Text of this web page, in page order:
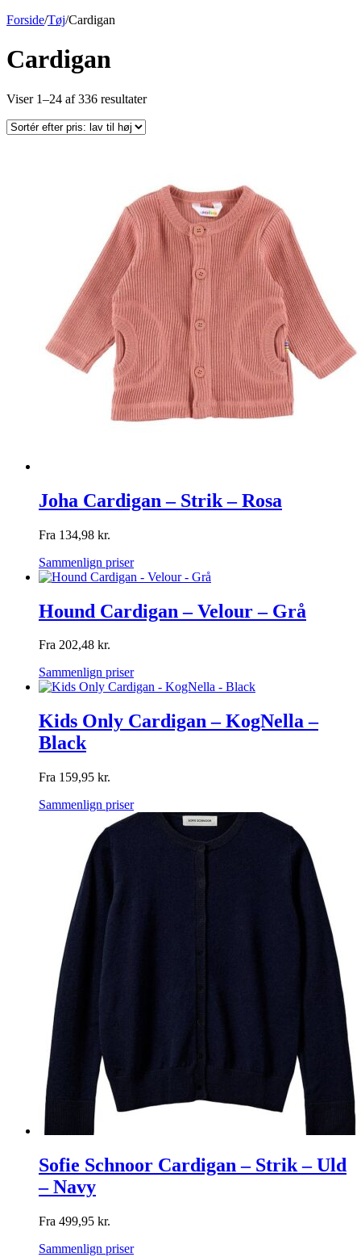
Forside/Tøj/Cardigan
Cardigan
Viser 1–24 af 336 resultaterSorteret
Joha Cardigan – Strik – Rosa
Fra 134,98 kr.
Sammenlign priser
Hound Cardigan – Velour – Grå
Fra 202,48 kr.
Sammenlign priser
Kids Only Cardigan – KogNella –
Black
Fra 159,95 kr.
Sammenlign priser
Sofie Schnoor Cardigan – Strik – Uld
– Navy
Fra 499,95 kr.
Sammenlign priser